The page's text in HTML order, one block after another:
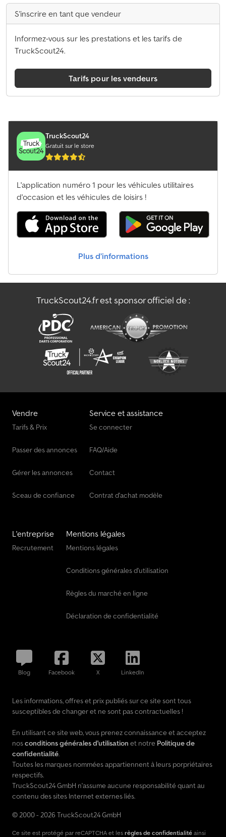
S'inscrire en tant que vendeur
Informez-vous sur les prestations et les tarifs de
TruckScout24.
Tarifs pour les vendeurs
TruckScout24
Gratuit sur le store
L'application numéro 1 pour les véhicules utilitaires
d'occasion et les véhicules de loisirs !
Plus d’informations
TruckScout24.fr est sponsor officiel de :
Vendre
Tarifs & Prix
Passer des annonces
Gérer les annonces
Sceau de confiance
Service et assistance
Se connecter
FAQ/Aide
Contact
Contrat d'achat modèle
L'entreprise
Recrutement
Mentions légales
Mentions légales
Conditions générales d'utilisation
Règles du marché en ligne
Déclaration de confidentialité
Blog Facebook X LinkedIn
Les informations, offres et prix publiés sur ce site sont tous
susceptibles de changer et ne sont pas contractuelles !
En utilisant ce site web, vous prenez connaissance et acceptez
nosconditions générales d'utilisation et notre Politique de
confidentialité.
Toutes les marques nommées appartiennent à leurs porpriétaires
respectifs.
TruckScout24 GmbH n'assume aucune responsabilité quant au
contenu des sites Internet externes liés.
© 2000 - 2026 TruckScout24 GmbH
Ce site est protégé par reCAPTCHA et les règles de confidentialité ainsi